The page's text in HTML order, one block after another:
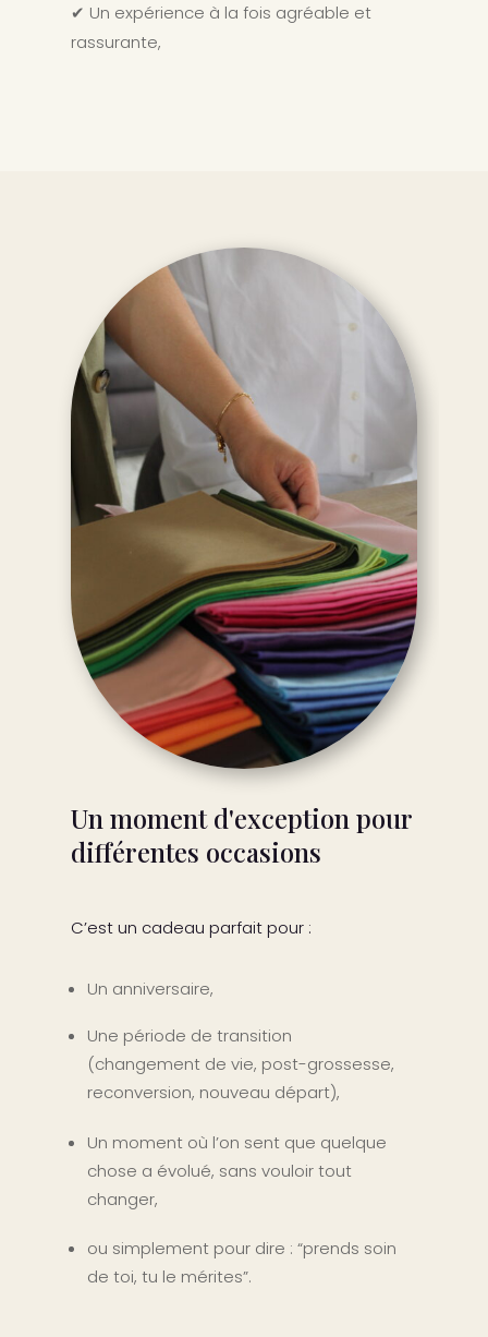
✔ Un expérience à la fois agréable et
rassurante,
Un moment d'exception pour
différentes occasions
C’est un cadeau parfait pour :
Un anniversaire,
Une période de transition
(changement de vie, post-grossesse,
reconversion, nouveau départ),
Un moment où l’on sent que quelque
chose a évolué, sans vouloir tout
changer,
ou simplement pour dire : “prends soin
de toi, tu le mérites”.